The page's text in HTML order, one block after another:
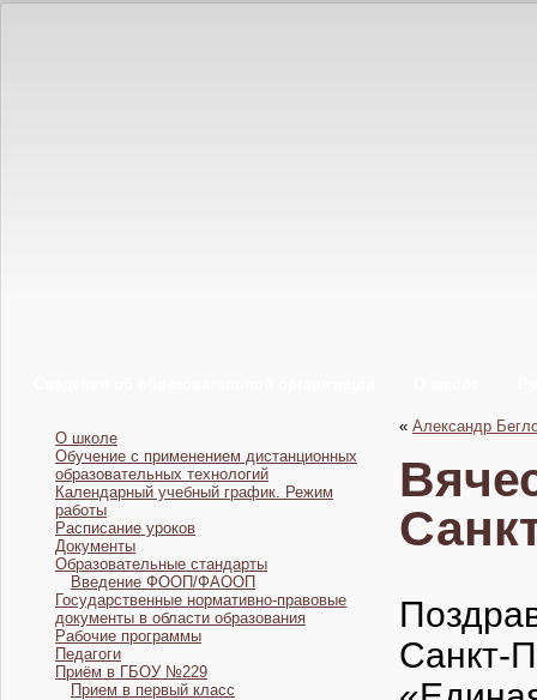
О школе
Обучение с применением дистанционных
образовательных технологий
Календарный учебный график. Режим
работы
Расписание уроков
Документы
Образовательные стандарты
Введение ФООП/ФАООП
Государственные нормативно-правовые
документы в области образования
Рабочие программы
Педагоги
Приём в ГБОУ №229
Прием в первый класс
« Александр
Санкт-